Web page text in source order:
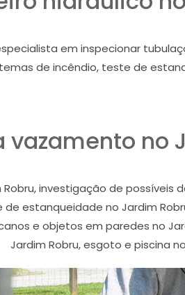
em inspecionar
de incêndio, teste de
vazamento no
investigação de
estanqueidade no Jardim
e objetos em paredes no
Jardim Robru, esgoto e piscina